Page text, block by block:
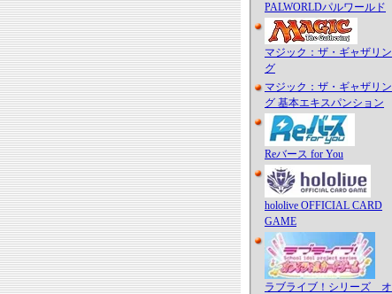
PALWORLDパルワールド
マジック：ザ・ギャザリン
グ
マジック：ザ・ギャザリン
グ 基本エキスパンション
Reバース for You
hololive OFFICIAL CARD
GAME
ラブライブ！シリーズ オ